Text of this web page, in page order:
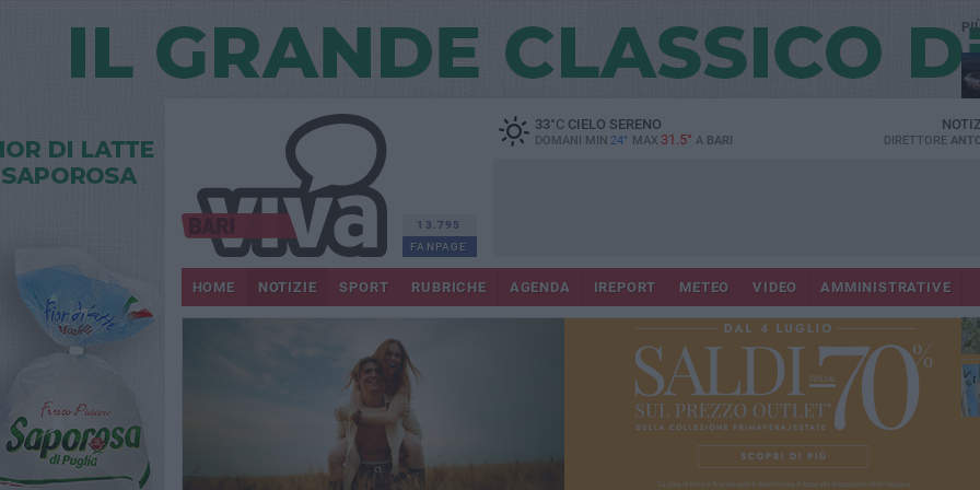
13.795
FANPAGE
33°CCIELO SERENO
DOMANI MIN 24° MAX 31.5° A BARI DIRETTORE
HOME NOTIZIE SPORT RUBRICHE AGENDA IREPORT METEO VIDEO AMMINISTRATIVE